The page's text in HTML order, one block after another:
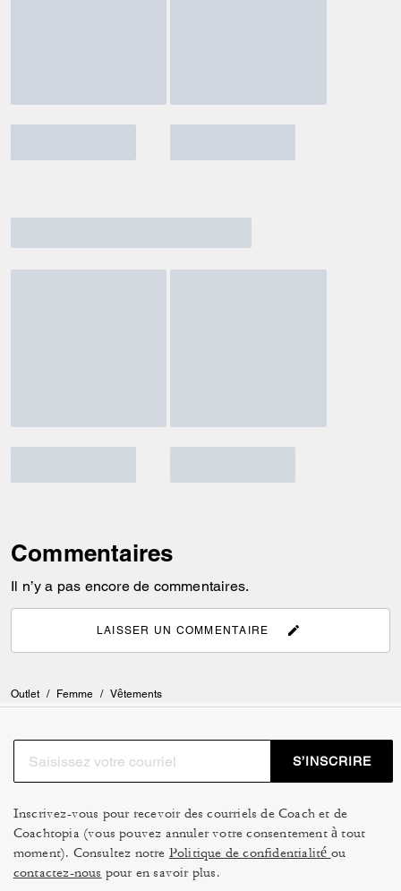
Commentaires
Il n’y a pas encore de commentaires.
LAISSER UN COMMENTAIRE
Outlet / Femme / Vêtements
S’INSCRIRE
Inscrivez-vous pour recevoir des courriels de Coach et de
Coachtopia (vous pouvez annuler votre consentement à tout
moment). Consultez notre Politique de confidentialité ou
contactez-nous pour en savoir plus.